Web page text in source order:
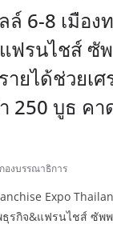
ล์ 6-8 เมือง
ฟรนไชส์ ซัพ
ายได้ช่วยเ
250 บูธ คา
กองบรรณาธิการ
Expo
รกิจ&แฟรนไชส์ ซัพ